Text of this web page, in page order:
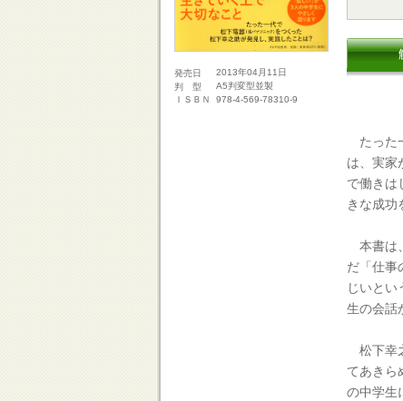
発売日
2013年04月11日
判 型
A5判変型並製
ＩＳＢＮ
978-4-569-78310-9
たった
は、実家
で働きは
きな成功
本書は
だ「仕事
じいと
生の会話
松下幸
てあきら
の中学生